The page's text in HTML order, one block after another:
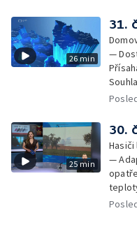
—
26 min
31.
—
lesa
25 min
30.
—